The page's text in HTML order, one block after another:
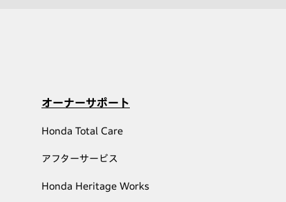
オーナーサポート
Honda Total Care
アフターサービス
Honda Heritage Works